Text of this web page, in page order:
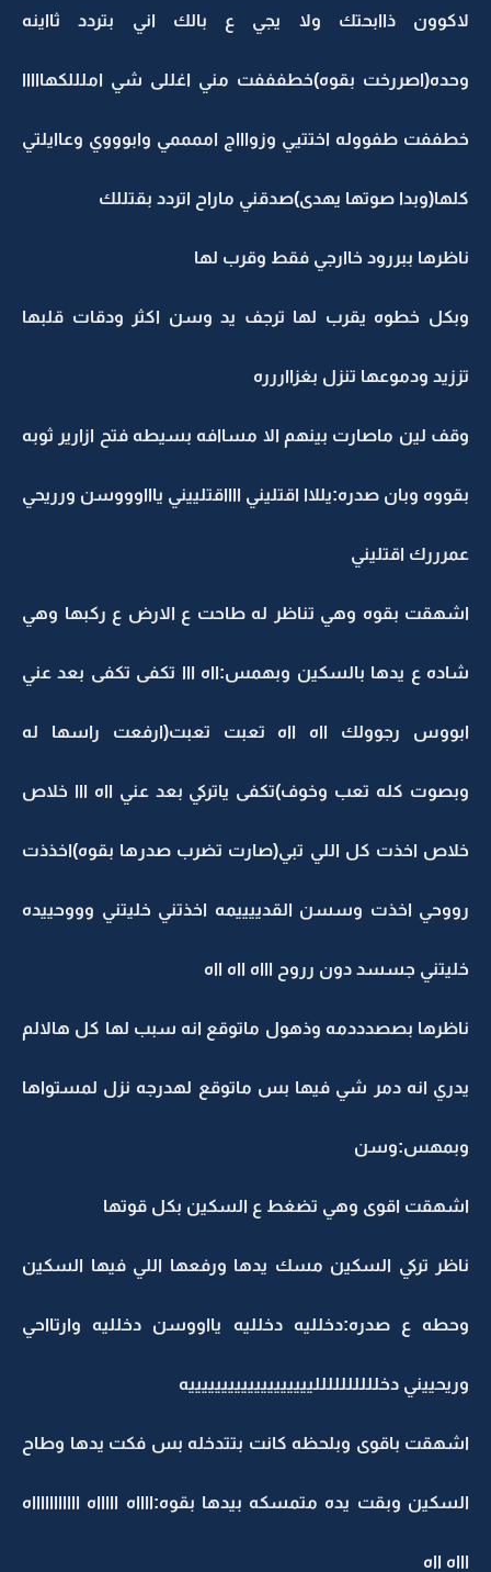
لاكوون ذاابحتك ولا يجي ع بالك اني بتردد ثااينه
وحده(اصررخت بقوه)خطفففت مني اغللى شي املللكهااااا
خطففت طفووله اختتيي وزواااج اممممي وابوووي وعاايلتي
كلها(وبدا صوتها يهدى)صدقني ماراح اتردد بقتللك
ناظرها ببررود خاارجي فقط وقرب لها
وبكل خطوه يقرب لها ترجف يد وسن اكثر ودقات قلبها
تززيد ودموعها تنزل بغزااررره
وقف لين ماصارت بينهم الا مساافه بسيطه فتح ازارير ثوبه
بقووه وبان صدره:يللاا اقتليني ااااقتلييني ياااوووسن ورريحي
عمرررك اقتليني
اشهقت بقوه وهي تناظر له طاحت ع الارض ع ركبها وهي
شاده ع يدها بالسكين وبهمس:ااه ااا تكفى تكفى بعد عني
ابووس رجوولك ااه ااه تعبت تعبت(ارفعت راسها له
وبصوت كله تعب وخوف)تكفى ياتركي بعد عني ااه ااا خلاص
خلاص اخذت كل اللي تبي(صارت تضرب صدرها بقوه)اخذذت
رووحي اخذت وسسن القدييييمه اخذتني خليتني وووحييده
خليتني جسسد دون رروح اااه ااه ااه
ناظرها بصصدددمه وذهول ماتوقع انه سبب لها كل هالالم
يدري انه دمر شي فيها بس ماتوقع لهدرجه نزل لمستواها
وبمهس:وسن
اشهقت اقوى وهي تضغط ع السكين بكل قوتها
ناظر تركي السكين مسك يدها ورفعها اللي فيها السكين
وحطه ع صدره:دخلليه دخلليه يااووسن دخلليه وارتااحي
وريحييني دخلللللللللليييييييييييييييييييه
اشهقت باقوى وبلحظه كانت بتتدخله بس فكت يدها وطاح
السكين وبقت يده متمسكه بيدها بقوه:ااااه اااااه اااااااااااه
اااه ااه